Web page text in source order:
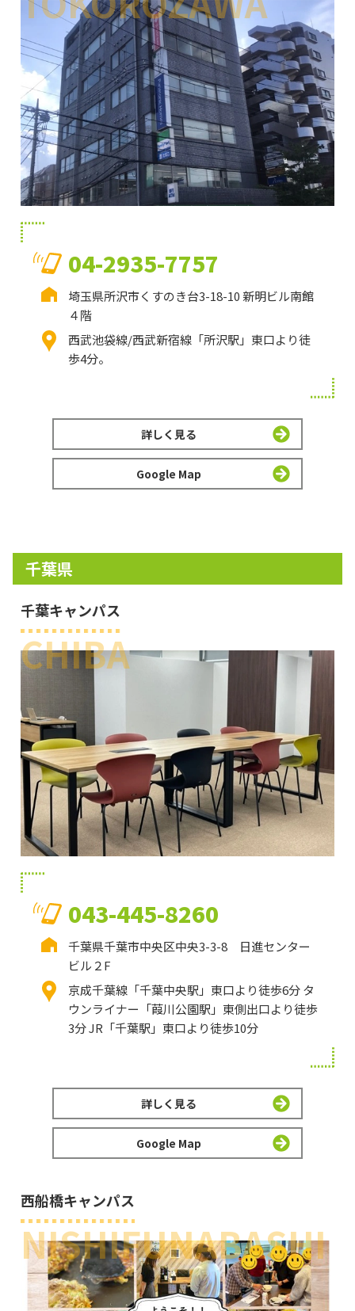
04-2935-7757
埼玉県所沢市くすのき台3-18-10 新明ビル南館
４階
西武池袋線/西武新宿線「所沢駅」東口より徒
歩4分。
詳しく見る
Google Map
千葉県
千葉キャンパス
CHIBA
043-445-8260
千葉県千葉市中央区中央3-3-8 日進センター
ビル２F
京成千葉線「千葉中央駅」東口より徒歩6分 タ
ウンライナー「葭川公園駅」東側出口より徒歩
3分 JR「千葉駅」東口より徒歩10分
詳しく見る
Google Map
西船橋キャンパス
NISHIFUNABASHI